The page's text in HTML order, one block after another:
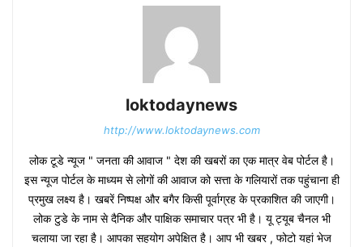
loktodaynews
http://www.loktodaynews.com
लोक टूडे न्यूज " जनता की आवाज " देश की खबरों का एक मात्र वेब पोर्टल है।
इस न्यूज पोर्टल के माध्यम से लोगों की आवाज को सत्ता के गलियारों तक पहुंचाना ही
प्रमुख लक्ष्य है। खबरें निष्पक्ष और बगैर किसी पूर्वाग्रह के प्रकाशित की जाएगी।
लोक टुडे के नाम से दैनिक और पाक्षिक समाचार पत्र भी है। यू ट्यूब चैनल भी
चलाया जा रहा है। आपका सहयोग अपेक्षित है। आप भी खबर , फोटो यहां भेज